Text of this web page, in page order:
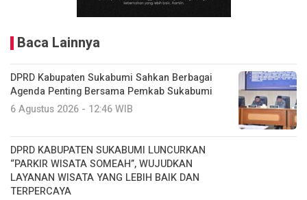
Baca Lainnya
DPRD Kabupaten Sukabumi Sahkan Berbagai
Agenda Penting Bersama Pemkab Sukabumi
6 Agustus 2026 - 12:46 WIB
DPRD KABUPATEN SUKABUMI LUNCURKAN
“PARKIR WISATA SOMEAH”, WUJUDKAN
LAYANAN WISATA YANG LEBIH BAIK DAN
TERPERCAYA